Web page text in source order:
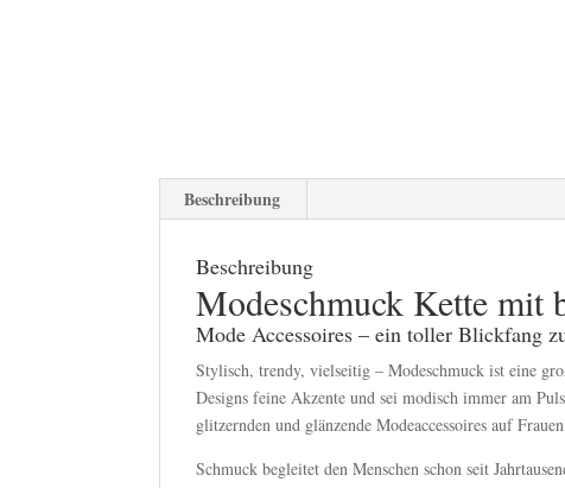
Beschreibung
Beschreibung
Modeschmuck Kette mit
Mode Accessoires – ein toller Blickfang
Stylisch, trendy, vielseitig – Modeschmuck ist eine
Designs feine Akzente und sei modisch immer am
glitzernden und glänzende Modeaccessoires auf
Schmuck begleitet den Menschen schon seit